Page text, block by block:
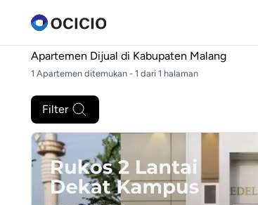
Apartemen Dijual di Kabupaten Malang
1 Apartemen ditemukan - 1 dari 1 halaman
Filter